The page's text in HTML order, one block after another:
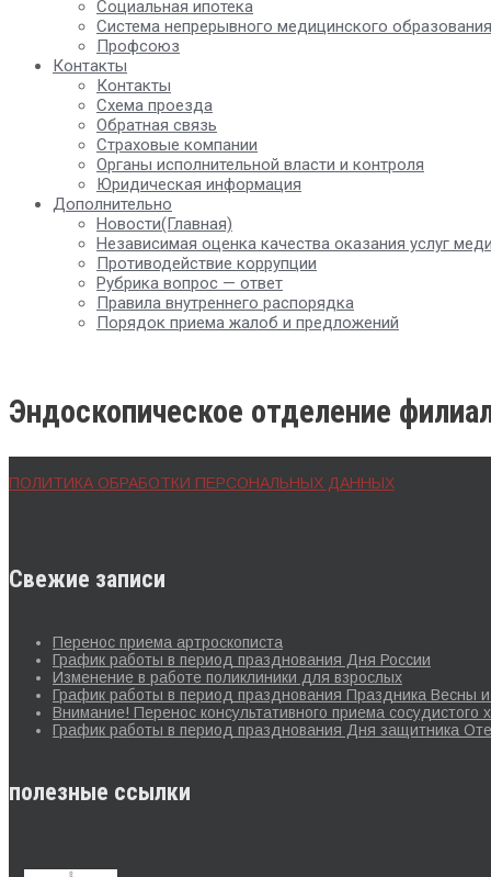
Социальная ипотека
Система непрерывного медицинского образования
Профсоюз
Контакты
Контакты
Схема проезда
Обратная связь
Страховые компании
Органы исполнительной власти и контроля
Юридическая информация
Дополнительно
Новости(Главная)
Независимая оценка качества оказания услуг
Противодействие коррупции
Рубрика вопрос — ответ
Правила внутреннего распорядка
Порядок приема жалоб и предложений
Эндоскопическое отделение
ПОЛИТИКА ОБРАБОТКИ ПЕРСОНАЛЬНЫХ ДАННЫХ
Свежие записи
Перенос приема артроскописта
График работы в период празднования Дня России
Изменение в работе поликлиники для взрослых
График работы в период празднования Праздника Весны
Внимание! Перенос консультативного приема сосудистого
График работы в период празднования Дня защитника
полезные ссылки